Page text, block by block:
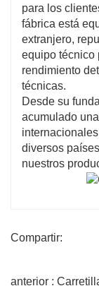
para los
fábrica está
extranjero,
equipo técnico
rendimiento
técnicas.
Desde su
acumulado
diversos
nuestros
Compartir:
anterior :